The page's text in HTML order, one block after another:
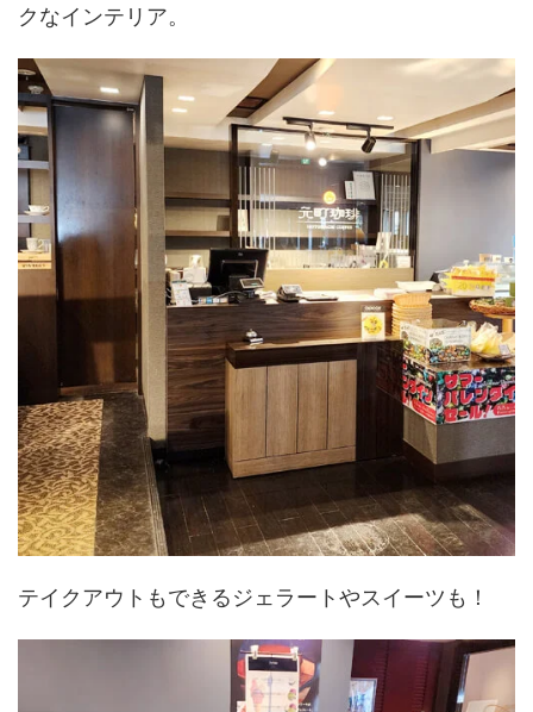
クなインテリア。
テイクアウトもできるジェラートやスイーツも！